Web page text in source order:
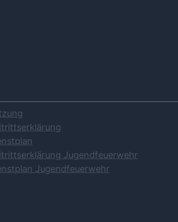
Jugendfeuerwehr
Jugendfeuerwehr